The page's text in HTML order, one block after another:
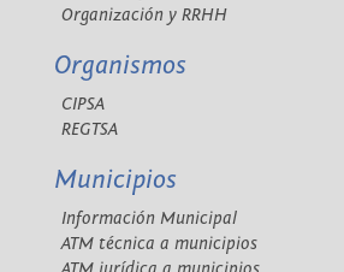
Organización y RRHH
Organismos
CIPSA
REGTSA
Municipios
Información Municipal
ATM técnica a municipios